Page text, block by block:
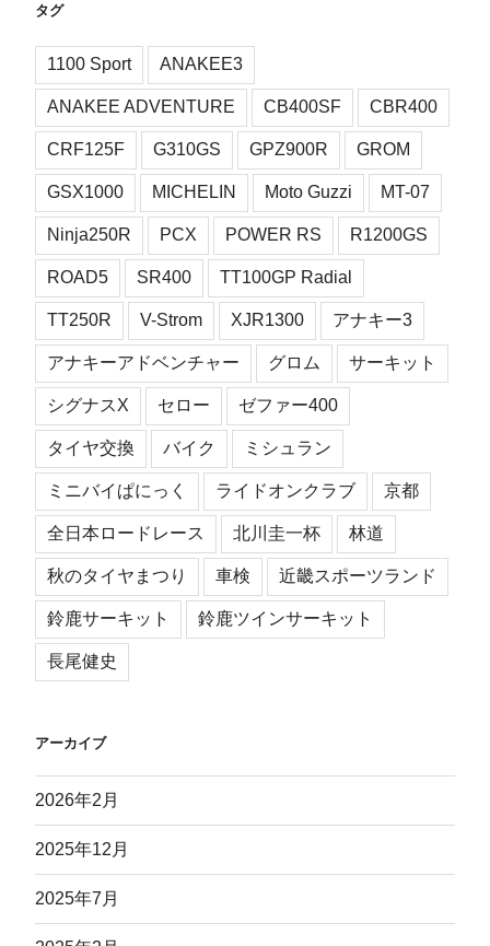
タグ
1100 Sport ANAKEE3
ANAKEE ADVENTURE CB400SF CBR400
CRF125F G310GS GPZ900R GROM
GSX1000 MICHELIN Moto Guzzi MT-07
Ninja250R PCX POWER RS R1200GS
ROAD5 SR400 TT100GP Radial
TT250R V-Strom XJR1300 アナキー3
アナキーアドベンチャー グロム サーキット
シグナスX セロー ゼファー400
タイヤ交換 バイク ミシュラン
ミニバイぱにっく ライドオンクラブ 京都
全日本ロードレース 北川圭一杯 林道
秋のタイヤまつり 車検 近畿スポーツランド
鈴鹿サーキット 鈴鹿ツインサーキット
長尾健史
アーカイブ
2026年2月
2025年12月
2025年7月